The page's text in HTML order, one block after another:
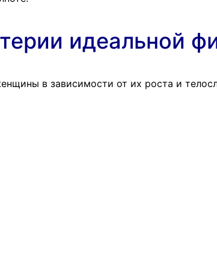
идеальной
в зависимости от их роста и